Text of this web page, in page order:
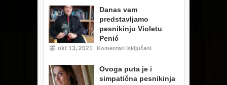
Danas vam
predstavljamo
pesnikinju Violetu
Penić
okt 13, 2021 Komentari isključeni
Ovoga puta je i
simpatična pesnikinja